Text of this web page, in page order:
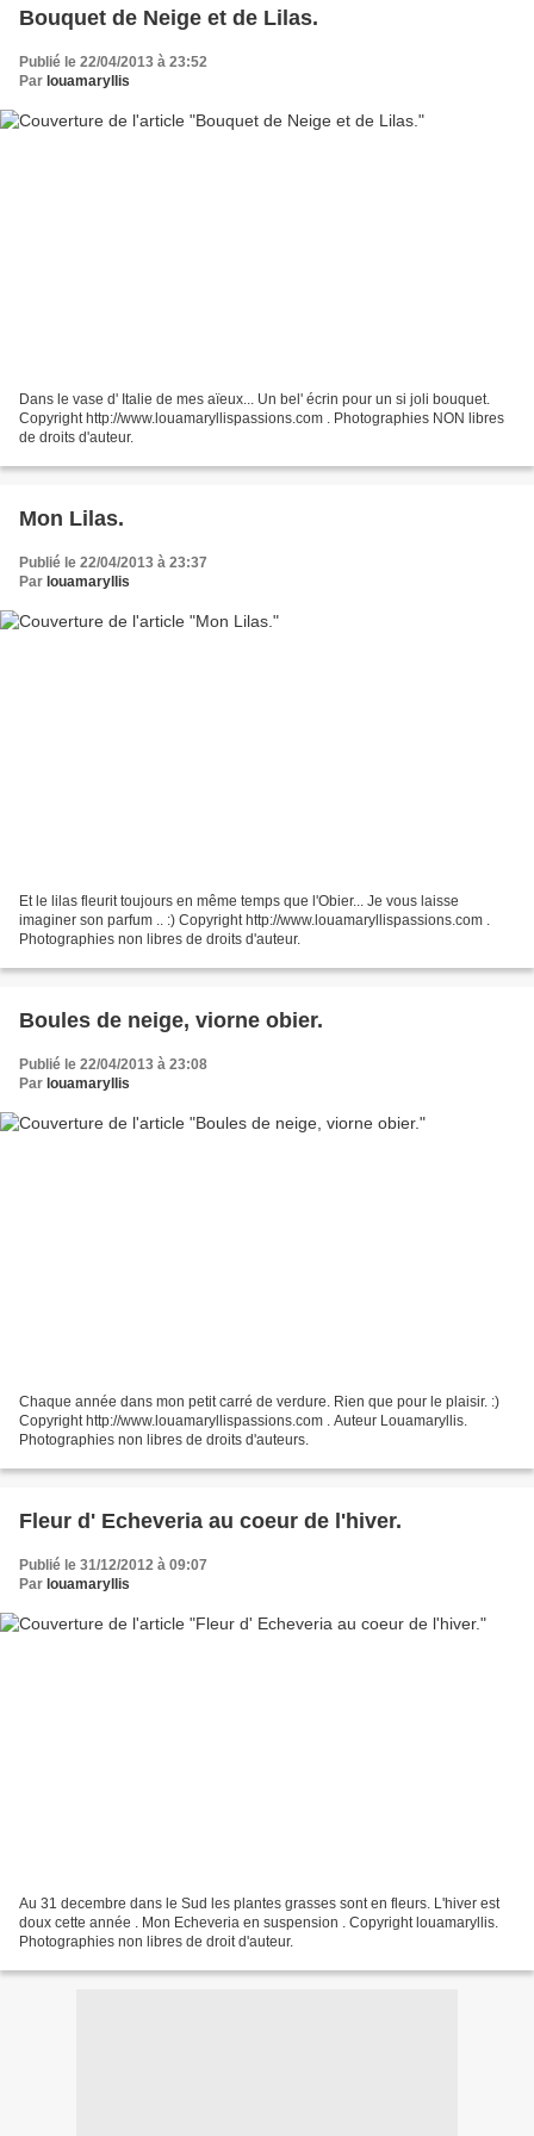
Bouquet de Neige et de Lilas.
Publié le 22/04/2013 à 23:52
Par louamaryllis
Dans le vase d' Italie de mes aïeux... Un bel' écrin pour un si joli bouquet.
Copyright http://www.louamaryllispassions.com . Photographies NON libres
de droits d'auteur.
Mon Lilas.
Publié le 22/04/2013 à 23:37
Par louamaryllis
Et le lilas fleurit toujours en même temps que l'Obier... Je vous laisse
imaginer son parfum .. :) Copyright http://www.louamaryllispassions.com .
Photographies non libres de droits d'auteur.
Boules de neige, viorne obier.
Publié le 22/04/2013 à 23:08
Par louamaryllis
Chaque année dans mon petit carré de verdure. Rien que pour le plaisir. :)
Copyright http://www.louamaryllispassions.com . Auteur Louamaryllis.
Photographies non libres de droits d'auteurs.
Fleur d' Echeveria au coeur de l'hiver.
Publié le 31/12/2012 à 09:07
Par louamaryllis
Au 31 decembre dans le Sud les plantes grasses sont en fleurs. L'hiver est
doux cette année . Mon Echeveria en suspension . Copyright louamaryllis.
Photographies non libres de droit d'auteur.